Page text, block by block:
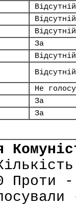
Відсутній
Відсутній
Відсутній
За
Відсутній
Відсутній
Не
За
За
Проти -